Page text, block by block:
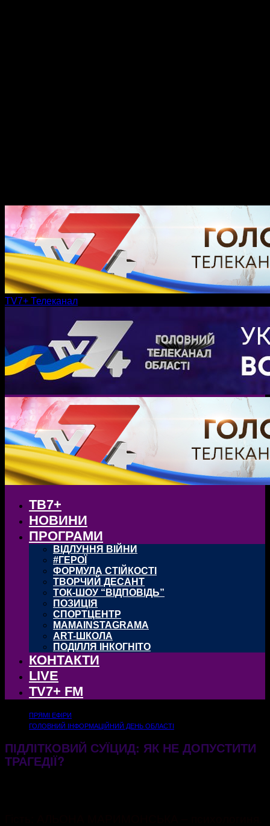
TV7+ Телеканал
ТВ7+
НОВИНИ
ПРОГРАМИ
ВІДЛУННЯ ВІЙНИ
#ГЕРОЇ
ФОРМУЛА СТІЙКОСТІ
ТВОРЧИЙ ДЕСАНТ
ТОК-ШОУ “ВІДПОВІДЬ”
ПОЗИЦІЯ
СПОРТЦЕНТР
MAMAINSTAGRAMA
ART-ШКОЛА
ПОДІЛЛЯ ІНКОГНІТО
КОНТАКТИ
LIVE
TV7+ FM
ПРЯМІ ЕФІРИ
ГОЛОВНИЙ ІНФОРМАЦІЙНИЙ ДЕНЬ ОБЛАСТІ
ПІДЛІТКОВИЙ СУЇЦИД: ЯК НЕ ДОПУСТИТИ
ТРАГЕДІЇ?